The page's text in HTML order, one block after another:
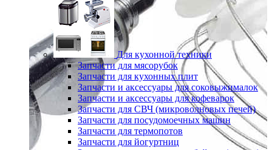
Для кухонной техники
Запчасти для мясорубок
Запчасти для кухонных плит
Запчасти и аксессуары для соковыжималок
Запчасти и аксессуары для кофеварок
Запчасти для СВЧ (микроволновых печей)
Запчасти для посудомоечных машин
Запчасти для термопотов
Запчасти для йогуртниц